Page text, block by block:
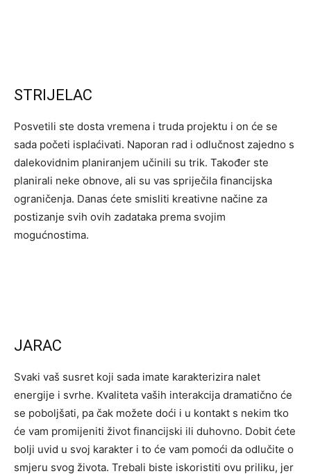
STRIJELAC
Posvetili ste dosta vremena i truda projektu i on će se
sada početi isplaćivati. Naporan rad i odlučnost zajedno s
dalekovidnim planiranjem učinili su trik. Također ste
planirali neke obnove, ali su vas spriječila financijska
ograničenja. Danas ćete smisliti kreativne načine za
postizanje svih ovih zadataka prema svojim
mogućnostima.
JARAC
Svaki vaš susret koji sada imate karakterizira nalet
energije i svrhe. Kvaliteta vaših interakcija dramatično će
se poboljšati, pa čak možete doći i u kontakt s nekim tko
će vam promijeniti život financijski ili duhovno. Dobit ćete
bolji uvid u svoj karakter i to će vam pomoći da odlučite o
smjeru svog života. Trebali biste iskoristiti ovu priliku, jer